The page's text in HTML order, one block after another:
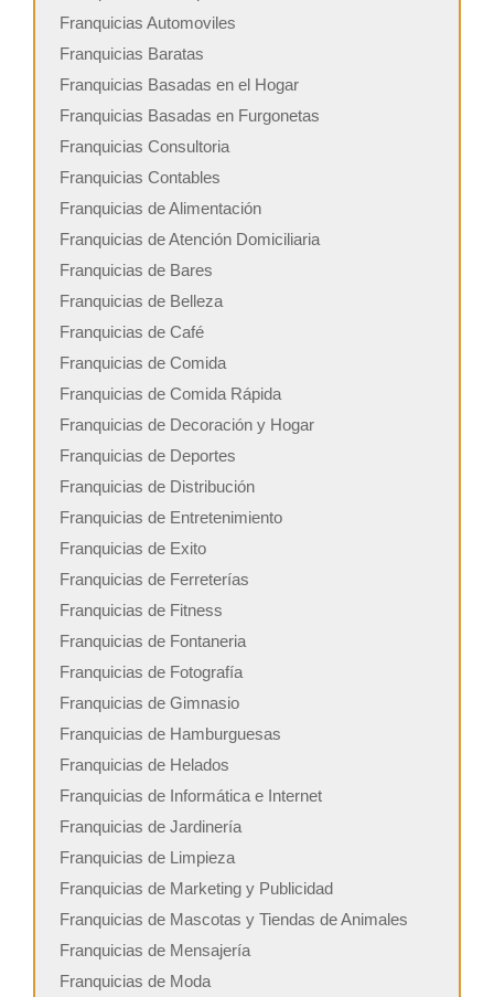
Franquicias Automoviles
Franquicias Baratas
Franquicias Basadas en el Hogar
Franquicias Basadas en Furgonetas
Franquicias Consultoria
Franquicias Contables
Franquicias de Alimentación
Franquicias de Atención Domiciliaria
Franquicias de Bares
Franquicias de Belleza
Franquicias de Café
Franquicias de Comida
Franquicias de Comida Rápida
Franquicias de Decoración y Hogar
Franquicias de Deportes
Franquicias de Distribución
Franquicias de Entretenimiento
Franquicias de Exito
Franquicias de Ferreterías
Franquicias de Fitness
Franquicias de Fontaneria
Franquicias de Fotografía
Franquicias de Gimnasio
Franquicias de Hamburguesas
Franquicias de Helados
Franquicias de Informática e Internet
Franquicias de Jardinería
Franquicias de Limpieza
Franquicias de Marketing y Publicidad
Franquicias de Mascotas y Tiendas de Animales
Franquicias de Mensajería
Franquicias de Moda